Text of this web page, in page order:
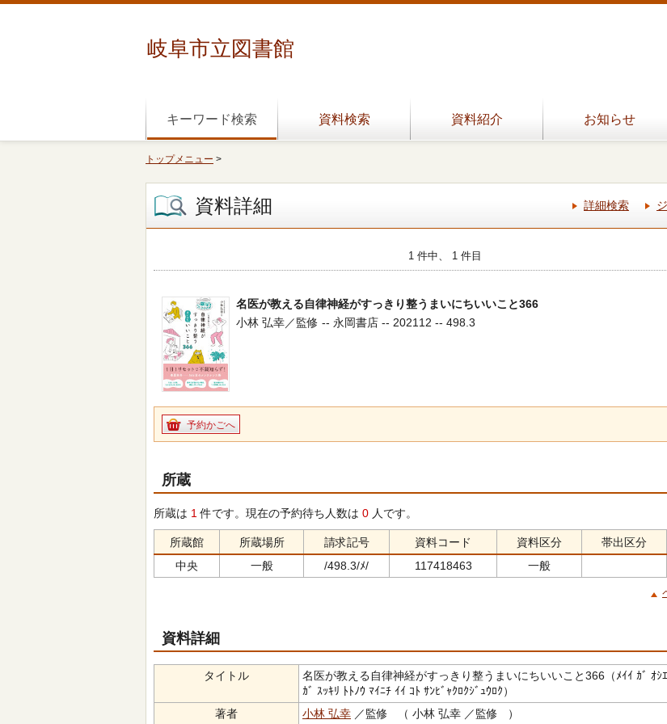
岐阜市立図書館
キーワード検索 資料検索 資料紹介 お知らせ
トップメニュー >
資料詳細 詳細検索
1 件中、 1 件目
名医が教える自律神経がすっきり整うまいにちいいこと366
小林 弘幸／監修 -- 永岡書店 -- 202112 -- 498.3
予約かごへ
所蔵
所蔵は 1 件です。現在の予約待ち人数は 0 人です。
所蔵館 所蔵場所 請求記号 資料コード 資料区分 帯出区分
中央
一般 /498.3/ﾒ/ 117418463 一般
資料詳細
タイトル
名医が教える自律神経がすっきり整うまいにちいいこと366（ﾒｲｲ ｶﾞ ｵｼｴ
ｶﾞ ｽｯｷﾘ ﾄﾄﾉｳ ﾏｲﾆﾁ ｲｲ ｺﾄ ｻﾝﾋﾞｬｸﾛｸｼﾞｭｳﾛｸ）
著者
小林 弘幸 ／監修 （ 小林 弘幸 ／監修 ）